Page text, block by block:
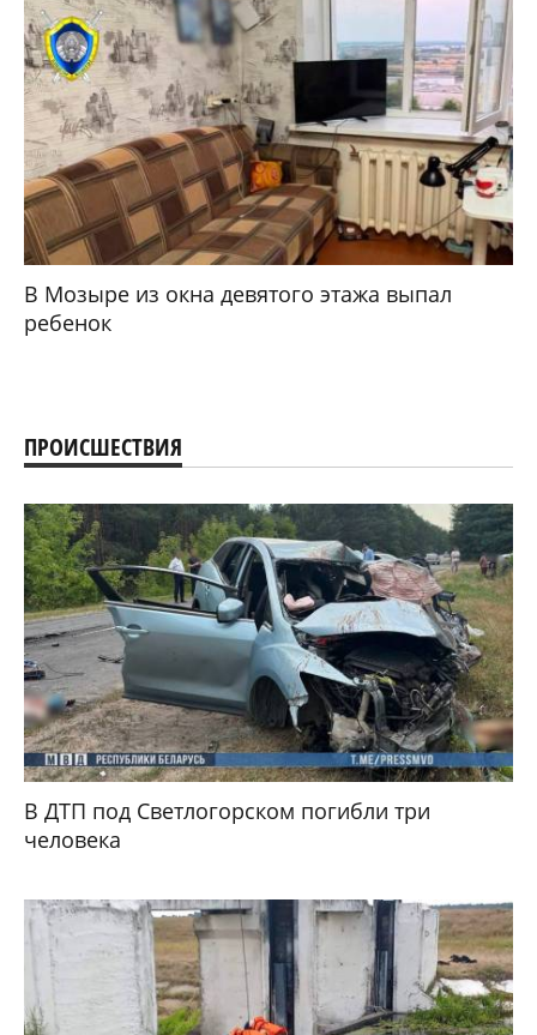
В Мозыре из окна девятого этажа выпал
ребенок
ПРОИСШЕСТВИЯ
В ДТП под Светлогорском погибли три
человека